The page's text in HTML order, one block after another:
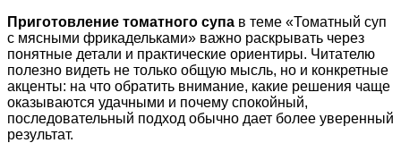
Приготовление томатного супа в теме «Томатный суп
с мясными фрикадельками» важно раскрывать через
понятные детали и практические ориентиры. Читателю
полезно видеть не только общую мысль, но и конкретные
акценты: на что обратить внимание, какие решения чаще
оказываются удачными и почему спокойный,
последовательный подход обычно дает более уверенный
результат.